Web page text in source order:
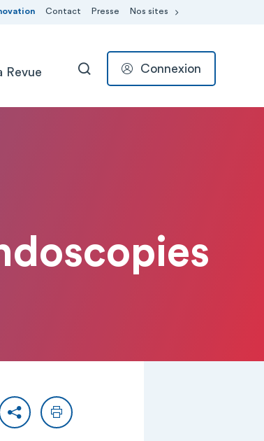
Contact Presse Nos sites
Revue RECHERCHER
Connexion
PartagerImprimer